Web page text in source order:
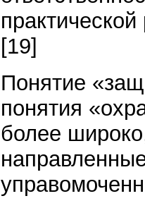
[19]
Понятие
понятия
более